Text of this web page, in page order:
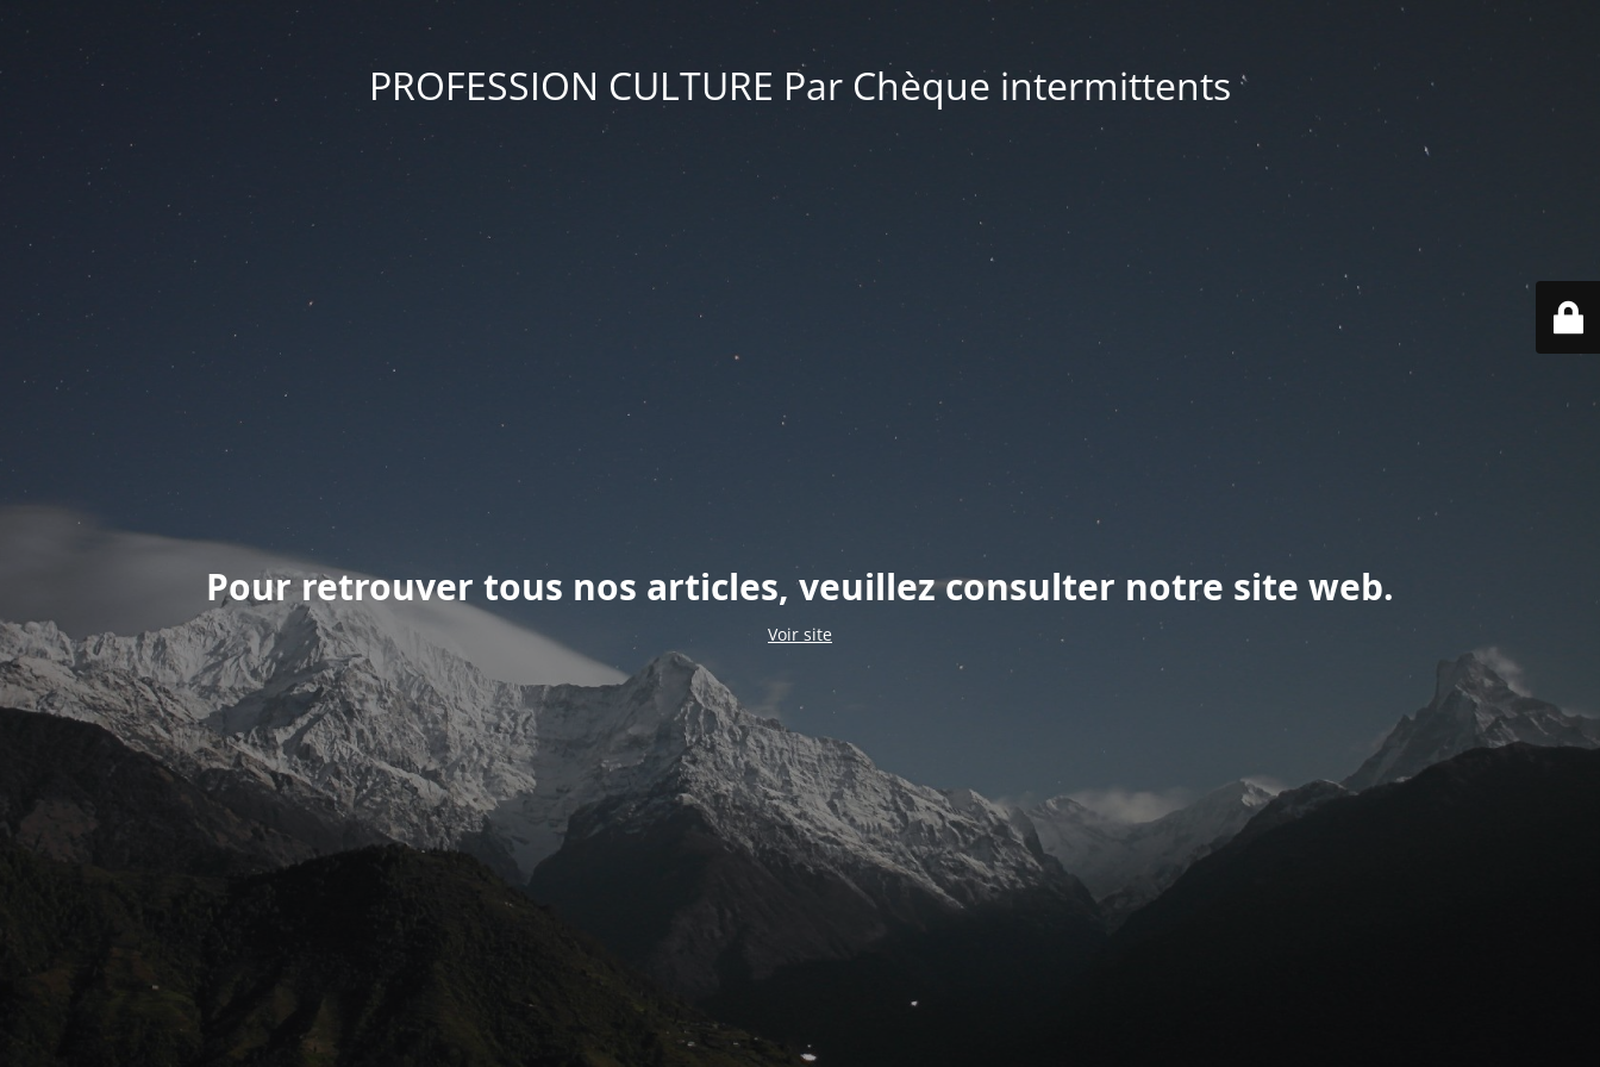
PROFESSION CULTURE Par Chèque intermittents
Pour retrouver tous nos articles, veuillez consulter notre site web.
Voir site